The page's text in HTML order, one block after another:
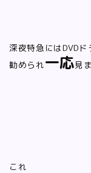
深夜特急にはDVD
勧められ一応見
これ